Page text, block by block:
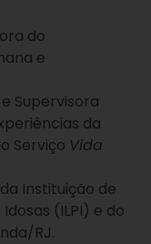
do
e
Supervisora
da
Serviço Vida
Instituição de
(ILPI) e do
RJ.